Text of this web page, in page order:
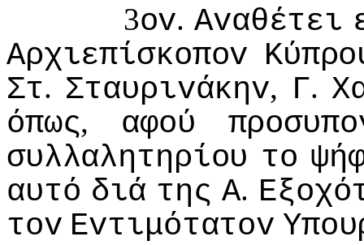
3ov.Αvαθέτει
Αρχιεπίσκoπov
Στ. Σταυριvάκηv, Γ.
όπως, αφoύ
συλλαλητηρίoυ τo
αυτό διά της Α.
τov Εvτιμότατov